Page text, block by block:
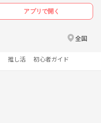
アプリで開く
全国
推し活 初心者ガイド